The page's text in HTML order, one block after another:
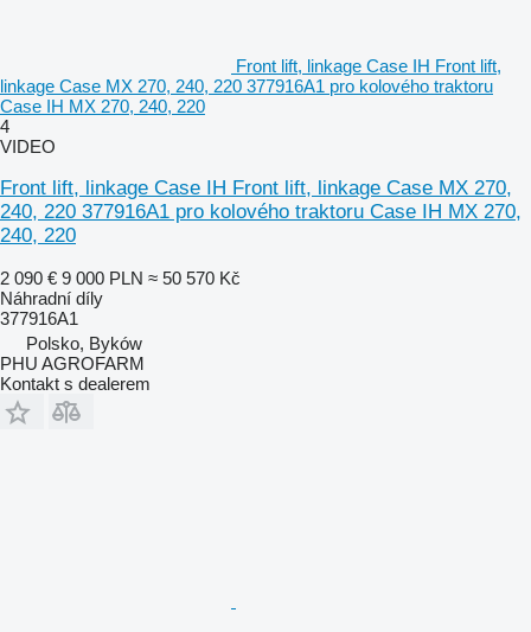
Front lift, linkage Case IH Front lift,
linkage Case MX 270, 240, 220 377916A1 pro kolového traktoru
Case IH MX 270, 240, 220
4
VIDEO
Front lift, linkage Case IH Front lift, linkage Case MX 270,
240, 220 377916A1 pro kolového traktoru Case IH MX 270,
240, 220
2 090 € 9 000 PLN ≈ 50 570 Kč
Náhradní díly
377916A1
Polsko, Byków
PHU AGROFARM
Kontakt s dealerem